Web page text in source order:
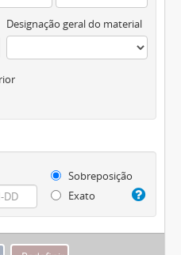
Designação geral do material
Sobreposição
Exato